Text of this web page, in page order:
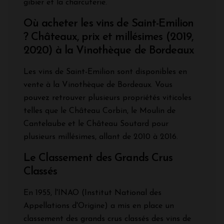
gibier et la charcuterie.
Où acheter les vins de Saint-Emilion
? Châteaux, prix et millésimes (2019,
2020) à la Vinothèque de Bordeaux
Les vins de Saint-Emilion sont disponibles en
vente à la Vinothèque de Bordeaux. Vous
pouvez retrouver plusieurs propriétés viticoles
telles que le Château Corbin, le Moulin de
Cantelaube et le Château Soutard pour
plusieurs millésimes, allant de 2010 à 2016.
Le Classement des Grands Crus
Classés
En 1955, l'INAO (Institut National des
Appellations d'Origine) a mis en place un
classement des grands crus classés des vins de